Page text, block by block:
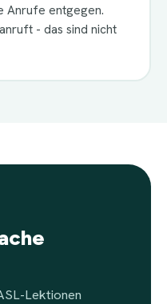
Anrufe entgegen.
- das sind nicht
Lektionen